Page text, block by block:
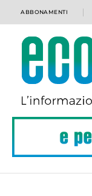
ABBONAMENTI